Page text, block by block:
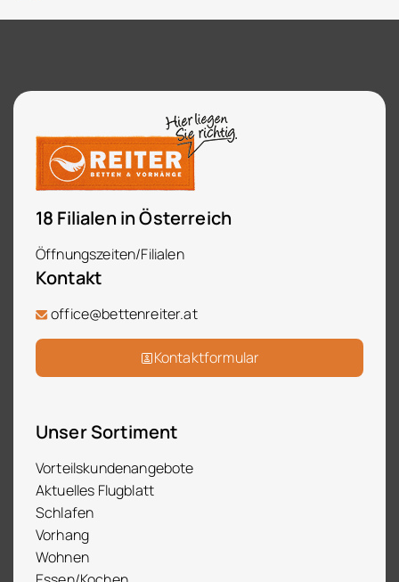
18 Filialen in Österreich
Öffnungszeiten/Filialen
Kontakt
office@bettenreiter.at
Kontaktformular
Unser Sortiment
Vorteilskundenangebote
Aktuelles Flugblatt
Schlafen
Vorhang
Wohnen